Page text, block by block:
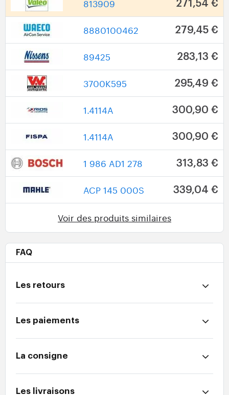
813909 271,54 €
8880100462 279,45 €
89425 283,13 €
3700K595 295,49 €
1.4114A 300,90 €
1.4114A 300,90 €
1 986 AD1 278 313,83 €
ACP 145 000S 339,04 €
Voir des produits similaires
FAQ
Les retours
Les paiements
La consigne
Les livraisons